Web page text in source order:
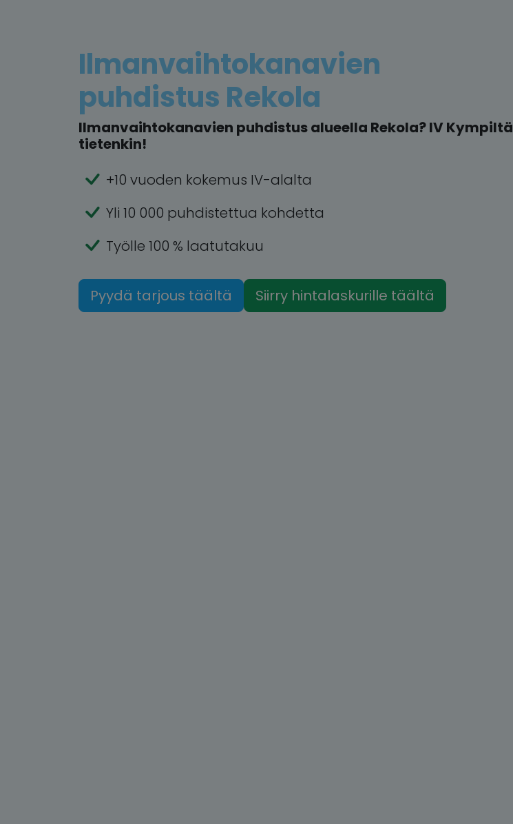
Ilmanvaihtokanavien
puhdistus Rekola
Ilmanvaihtokanavien puhdistus alueella Rekola? IV Kympiltä
tietenkin!
+10 vuoden kokemus IV-alalta
Yli 10 000 puhdistettua kohdetta
Työlle 100 % laatutakuu
Pyydä tarjous täältä Siirry hintalaskurille täältä